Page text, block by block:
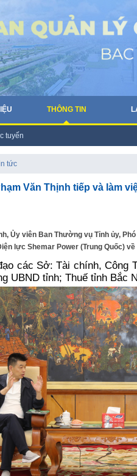
THÔNG TIN
tuyến
tức
Văn Thịnh tiếp và làm
Ủy viên Ban Thường vụ Tỉnh ủy,
lực Shemar Power (Trung Quốc)
các Sở: Tài chính, Công
UBND tỉnh; Thuế tỉnh Bắc